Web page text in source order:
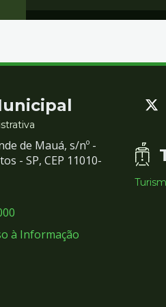
de Mauá, s/nº -
- SP, CEP 11010-
à Informação